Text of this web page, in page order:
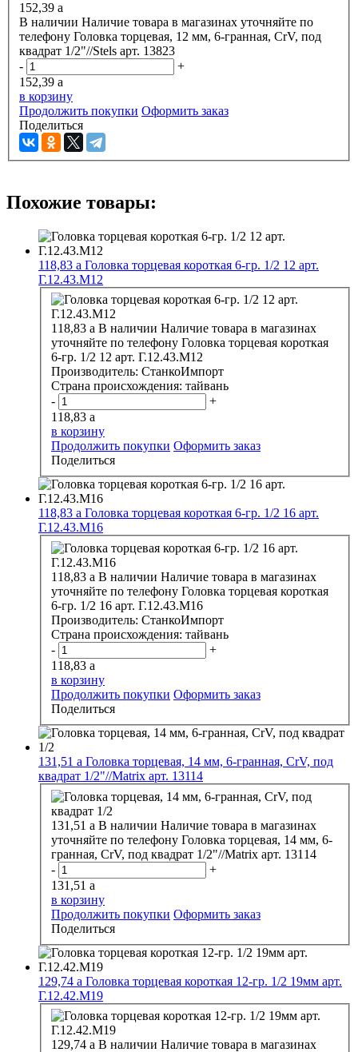
152,39 a
В наличии Наличие товара в магазинах уточняйте по
телефону Головка торцевая, 12 мм, 6-гранная, CrV, под
квадрат 1/2"//Stels арт. 13823
-
+
152,39 a
в корзину
Продолжить покупки Оформить заказ
Поделиться
Похожие товары:
118,83 a Головка торцевая короткая 6-гр. 1/2 12 арт.
Г.12.43.М12
118,83 a В наличии Наличие товара в магазинах
уточняйте по телефону Головка торцевая короткая
6-гр. 1/2 12 арт. Г.12.43.М12
Производитель: СтанкоИмпорт
Страна происхождения: тайвань
-
+
118,83 a
в корзину
Продолжить покупки Оформить заказ
Поделиться
118,83 a Головка торцевая короткая 6-гр. 1/2 16 арт.
Г.12.43.М16
118,83 a В наличии Наличие товара в магазинах
уточняйте по телефону Головка торцевая короткая
6-гр. 1/2 16 арт. Г.12.43.М16
Производитель: СтанкоИмпорт
Страна происхождения: тайвань
-
+
118,83 a
в корзину
Продолжить покупки Оформить заказ
Поделиться
131,51 a Головка торцевая, 14 мм, 6-гранная, CrV, под
квадрат 1/2"//Matrix арт. 13114
131,51 a В наличии Наличие товара в магазинах
уточняйте по телефону Головка торцевая, 14 мм, 6-
гранная, CrV, под квадрат 1/2"//Matrix арт. 13114
-
+
131,51 a
в корзину
Продолжить покупки Оформить заказ
Поделиться
129,74 a Головка торцевая короткая 12-гр. 1/2 19мм арт.
Г.12.42.М19
129,74 a В наличии Наличие товара в магазинах